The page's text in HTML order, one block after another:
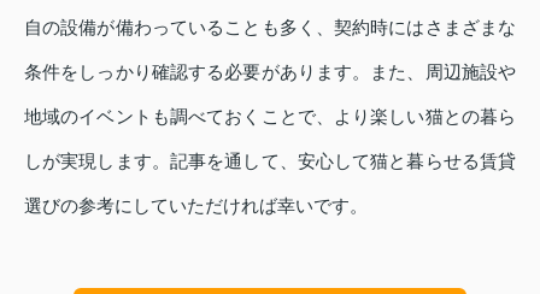
自の設備が備わっていることも多く、契約時にはさまざまな
条件をしっかり確認する必要があります。また、周辺施設や
地域のイベントも調べておくことで、より楽しい猫との暮ら
しが実現します。記事を通して、安心して猫と暮らせる賃貸
選びの参考にしていただければ幸いです。